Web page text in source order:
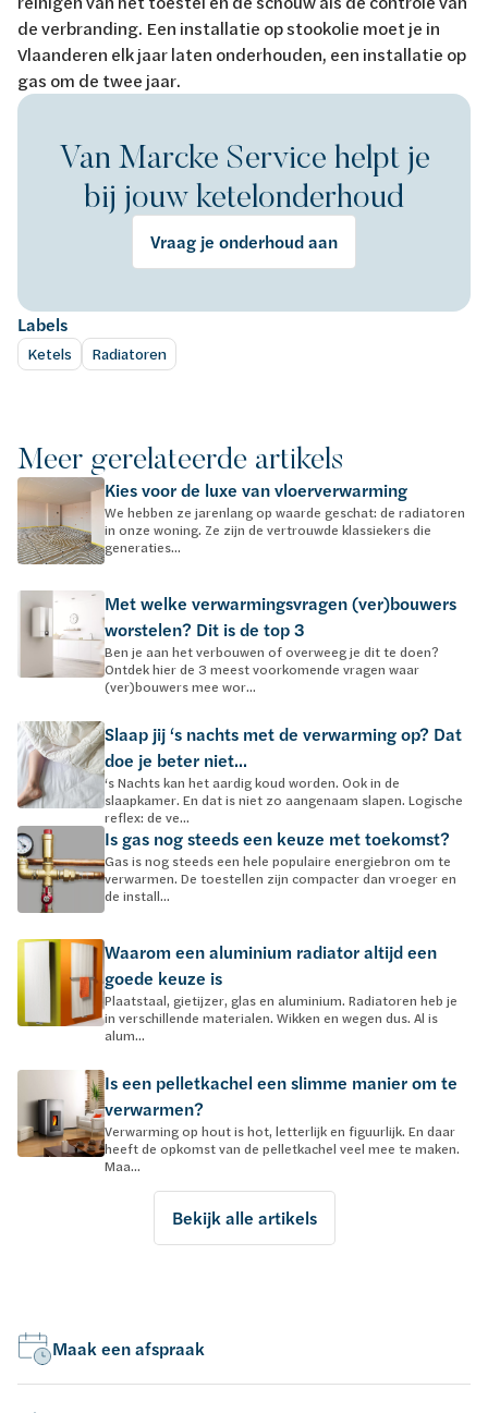
de verbranding. Een installatie op stookolie moet je in
Vlaanderen elk jaar laten onderhouden, een installatie op
gas om de twee jaar.
Van Marcke Service helpt je
bij jouw ketelonderhoud
Vraag je onderhoud aan
Labels
Ketels Radiatoren
Meer gerelateerde artikels
Kies voor de luxe van vloerverwarming
We hebben ze jarenlang op waarde geschat: de radiatoren
in onze woning. Ze zijn de vertrouwde klassiekers die
generaties...
Met welke verwarmingsvragen (ver)bouwers
worstelen? Dit is de top 3
Ben je aan het verbouwen of overweeg je dit te doen?
Ontdek hier de 3 meest voorkomende vragen waar
(ver)bouwers mee wor...
Slaap jij ‘s nachts met de verwarming op? Dat
doe je beter niet...
‘s Nachts kan het aardig koud worden. Ook in de
slaapkamer. En dat is niet zo aangenaam slapen. Logische
reflex: de ve...
Is gas nog steeds een keuze met toekomst?
Gas is nog steeds een hele populaire energiebron om te
verwarmen. De toestellen zijn compacter dan vroeger en
de install...
Waarom een aluminium radiator altijd een
goede keuze is
Plaatstaal, gietijzer, glas en aluminium. Radiatoren heb je
in verschillende materialen. Wikken en wegen dus. Al is
alum...
Is een pelletkachel een slimme manier om te
verwarmen?
Verwarming op hout is hot, letterlijk en figuurlijk. En daar
heeft de opkomst van de pelletkachel veel mee te maken.
Maa...
Bekijk alle artikels
Maak een afspraak